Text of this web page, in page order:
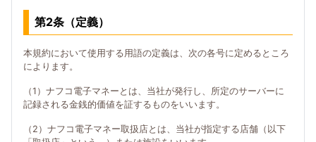
第2条（定義）
本規約において使用する用語の定義は、次の各号に定めるところ
によります。
（1）ナフコ電子マネーとは、当社が発行し、所定のサーバーに
記録される金銭的価値を証するものをいいます。
（2）ナフコ電子マネー取扱店とは、当社が指定する店舗（以下